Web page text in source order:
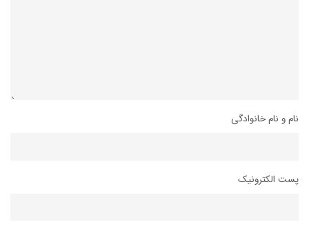
نام و نام خانوادگی
پست الکترونیک